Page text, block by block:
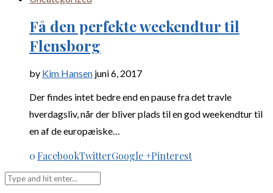
Få den perfekte weekendtur til
Flensborg
by Kim Hansen juni 6, 2017
Der findes intet bedre end en pause fra det travle
hverdagsliv, når der bliver plads til en god weekendtur til
en af de europæiske…
0FacebookTwitterGoogle +Pinterest